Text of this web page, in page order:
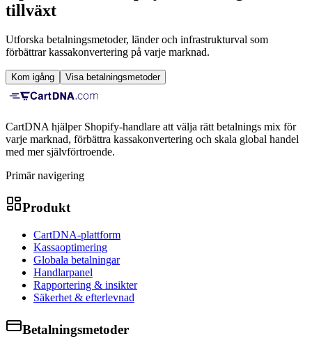
tillväxt
Utforska betalningsmetoder, länder och infrastrukturval som
förbättrar kassakonvertering på varje marknad.
Kom igång Visa betalningsmetoder
CartDNA hjälper Shopify-handlare att välja rätt betalnings mix för
varje marknad, förbättra kassakonvertering och skala global handel
med mer självförtroende.
Primär navigering
Produkt
CartDNA-plattform
Kassaoptimering
Globala betalningar
Handlarpanel
Rapportering & insikter
Säkerhet & efterlevnad
Betalningsmetoder